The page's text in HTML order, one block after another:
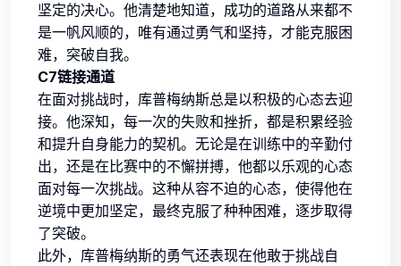
坚定的决心。他清楚地知道，成功的道路从来都不
是一帆风顺的，唯有通过勇气和坚持，才能克服困
难，突破自我。
C7链接通道
在面对挑战时，库普梅纳斯总是以积极的心态去迎
接。他深知，每一次的失败和挫折，都是积累经验
和提升自身能力的契机。无论是在训练中的辛勤付
出，还是在比赛中的不懈拼搏，他都以乐观的心态
面对每一次挑战。这种从容不迫的心态，使得他在
逆境中更加坚定，最终克服了种种困难，逐步取得
了突破。
此外，库普梅纳斯的勇气还表现在他敢于挑战自